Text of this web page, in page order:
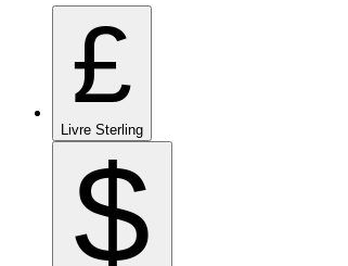
£
Livre Sterling
$